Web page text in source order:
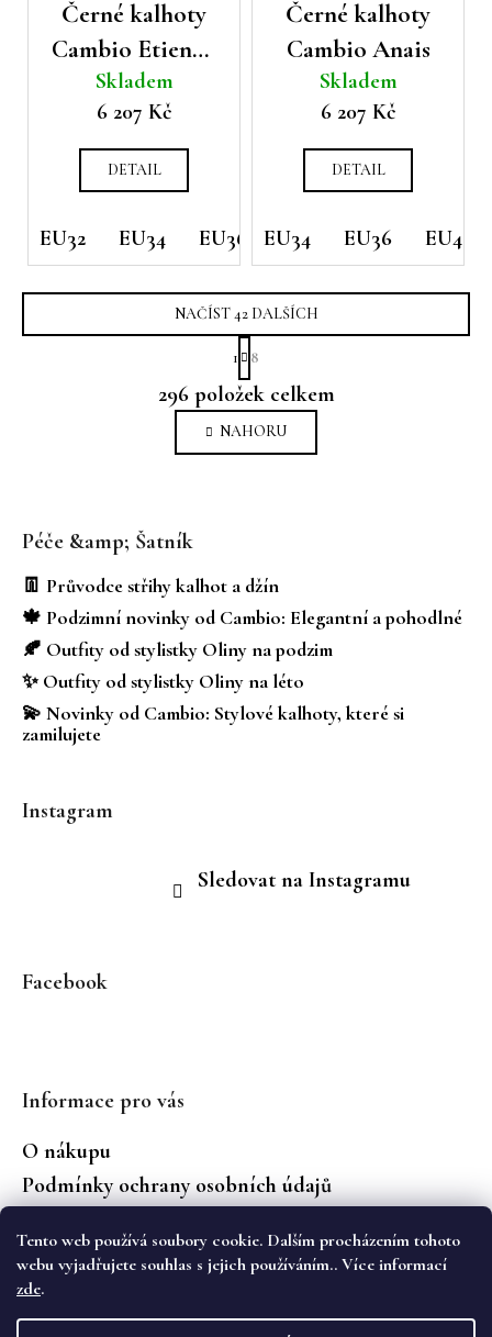
Tento web používá soubory cookie. Dalším procházením tohoto
webu vyjadřujete souhlas s jejich používáním.. Více informací
zde.
Černé kalhoty
Cambio Etienne
s pruhy
Skladem
6 207 Kč
DETAIL
EU32 EU34 EU36 EU38 EU42 EU44
Černé kalhoty
Cambio Anais
Skladem
6 207 Kč
DETAIL
EU34 EU36 EU42
O
v
l
á
p
r
v
k
y
ý
NAČÍST 42 DALŠÍCH
S
t
r
á
n
k
1 8
296položek celkem
NAHORU
Péče &amp; Šatník
👖 Průvodce střihy kalhot a džín
🍁 Podzimní novinky od Cambio: Elegantní a pohodlné
🍂 Outfity od stylistky Oliny na podzim
✨ Outfity od stylistky Oliny na léto
💫 Novinky od Cambio: Stylové kalhoty, které si
zamilujete
Instagram
Sledovat na Instagramu
Facebook
Informace pro vás
O nákupu
Podmínky ochrany osobních údajů
Vrácení zboží